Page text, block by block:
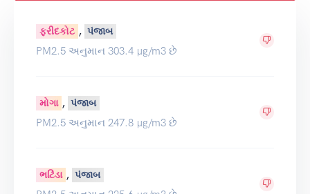
ફરીદકોટ , પંજાબ
PM2.5 અનુમાન 303.4 µg/m3 છે
મોગા , પંજાબ
PM2.5 અનુમાન 247.8 µg/m3 છે
ભટિંડા , પંજાબ